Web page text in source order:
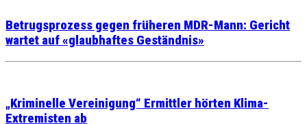
Betrugsprozess gegen früheren MDR-Mann: Gericht
wartet auf «glaubhaftes Geständnis»
„Kriminelle Vereinigung“ Ermittler hörten Klima-
Extremisten ab